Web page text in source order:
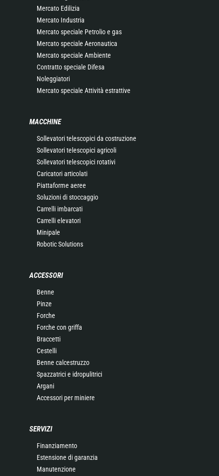
Mercato Edilizia
Mercato Industria
Mercato speciale Petrolio e gas
Mercato speciale Aeronautica
Mercato speciale Ambiente
Contratto speciale Difesa
Noleggiatori
Mercato speciale Attività estrattive
MACCHINE
Sollevatori telescopici da costruzione
Sollevatori telescopici agricoli
Sollevatori telescopici rotativi
Caricatori articolati
Piattaforme aeree
Soluzioni di stoccaggio
Carrelli imbarcati
Carrelli elevatori
Minipale
Robotic Solutions
ACCESSORI
Benne
Pinze
Forche
Forche con griffa
Braccetti
Cestelli
Benne calcestruzzo
Spazzatrici e idropulitrici
Argani
Accessori per miniere
SERVIZI
Finanziamento
Estensione di garanzia
Manutenzione